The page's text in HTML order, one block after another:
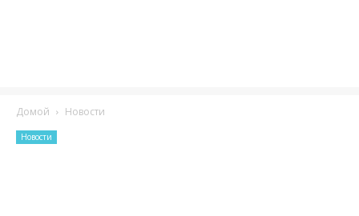
Домой Новости
Новости